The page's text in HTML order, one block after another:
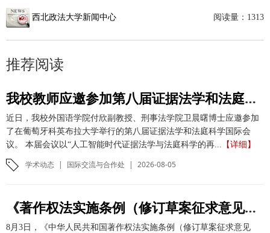
西北政法大学新闻中心 阅读量： 1313
推荐阅读
我校教师应邀参加第八届证据法学和法庭科学国际会议并作学术报告
近日，我校外国语学院付欣副教授、刑事法学院卫晨曙博士应邀参加
了在葡萄牙科英布拉大学举行的第八届证据法学和法庭科学国际会
议。 本届会议以“人工智能时代证据法学与法庭科学的再... 【详细】
学术动态 | 国际交流与合作处 | 2026-08-05
《著作权法实施条例（修订草案征求意见稿）》专家研讨会在我校举办
8月3日，《中华人民共和国著作权法实施条例（修订草案征求意见